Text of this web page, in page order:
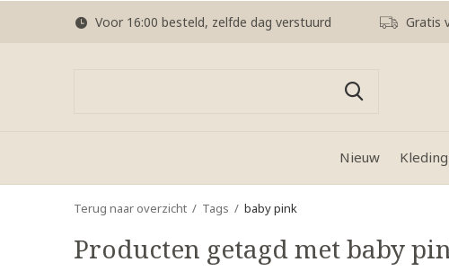
Nieuw Kleding
Voor 16:00 besteld, zelfde dag verstuurd Gratis
Terug naar overzicht Tags baby pink
Producten getagd met baby